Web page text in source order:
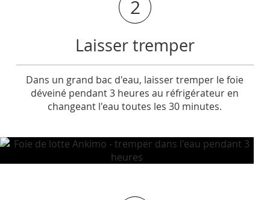
2
Laisser tremper
Dans un grand bac d'eau, laisser tremper le foie
déveiné pendant 3 heures au réfrigérateur en
changeant l'eau toutes les 30 minutes.